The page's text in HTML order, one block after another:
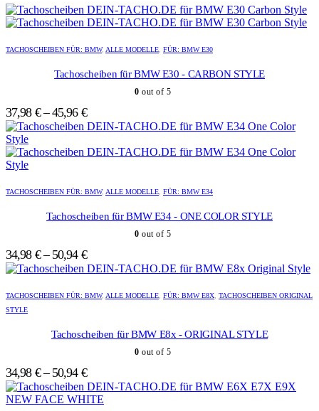
Produkt
Die
Optionen
können
auf
der
gewählt
Produkt
Die
Optionen
können
auf
der
gewählt
TACHOSCHEIBEN FÜR: BMW, ALLE MODELLE, FÜR: BMW E30
Tachoscheiben für BMW E30 - CARBON STYLE
0 out of 5
37,98 €–45,96 €
Produkt
Die
Optionen
auf
der
Produkt
Die
Optionen
auf
der
TACHOSCHEIBEN FÜR: BMW, ALLE MODELLE, FÜR: BMW E34
Tachoscheiben für BMW E34 - ONE COLOR STYLE
0 out of 5
34,98 €–50,94 €
Produkt
weist
Optionen
können
auf
Produkt
weist
Optionen
können
auf
TACHOSCHEIBEN FÜR: BMW, ALLE MODELLE, FÜR: BMW E8X, TACHOSCHEIBEN ORIGINAL
STYLE
Tachoscheiben für BMW E8x - ORIGINAL STYLE
0 out of 5
34,98 €–50,94 €